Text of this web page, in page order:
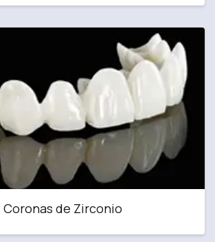
Coronas de Zirconio